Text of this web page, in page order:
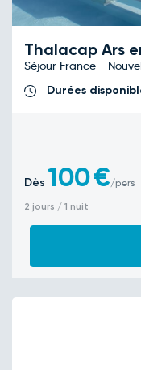
Thalacap Ars
Séjour France -
Durées
Dès 100€/pers
2 jours / 1 nuit